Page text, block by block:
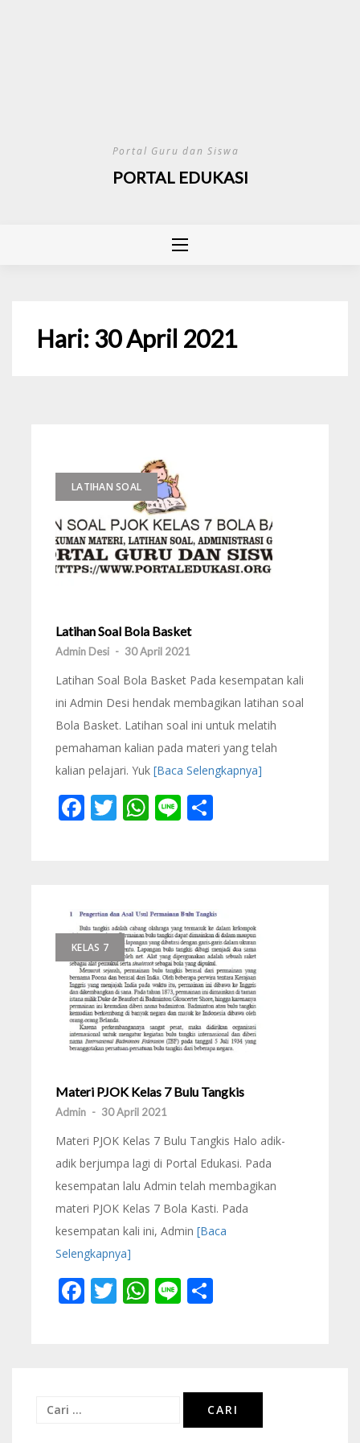
Portal Guru dan Siswa
PORTAL EDUKASI
Hari:30 April 2021
LATIHAN SOAL
Latihan Soal Bola Basket
Admin Desi - 30 April 2021
Latihan Soal Bola Basket Pada kesempatan kali
ini Admin Desi hendak membagikan latihan soal
Bola Basket. Latihan soal ini untuk melatih
pemahaman kalian pada materi yang telah
kalian pelajari. Yuk [Baca Selengkapnya]
Facebook
Twitter
WhatsApp
Line
KELAS 7
Materi PJOK Kelas 7 Bulu Tangkis
Admin - 30 April 2021
Materi PJOK Kelas 7 Bulu Tangkis Halo adik-
adik berjumpa lagi di Portal Edukasi. Pada
kesempatan lalu Admin telah membagikan
materi PJOK Kelas 7 Bola Kasti. Pada
kesempatan kali ini, Admin [Baca
Selengkapnya]
Facebook
Twitter
WhatsApp
Line
Cari